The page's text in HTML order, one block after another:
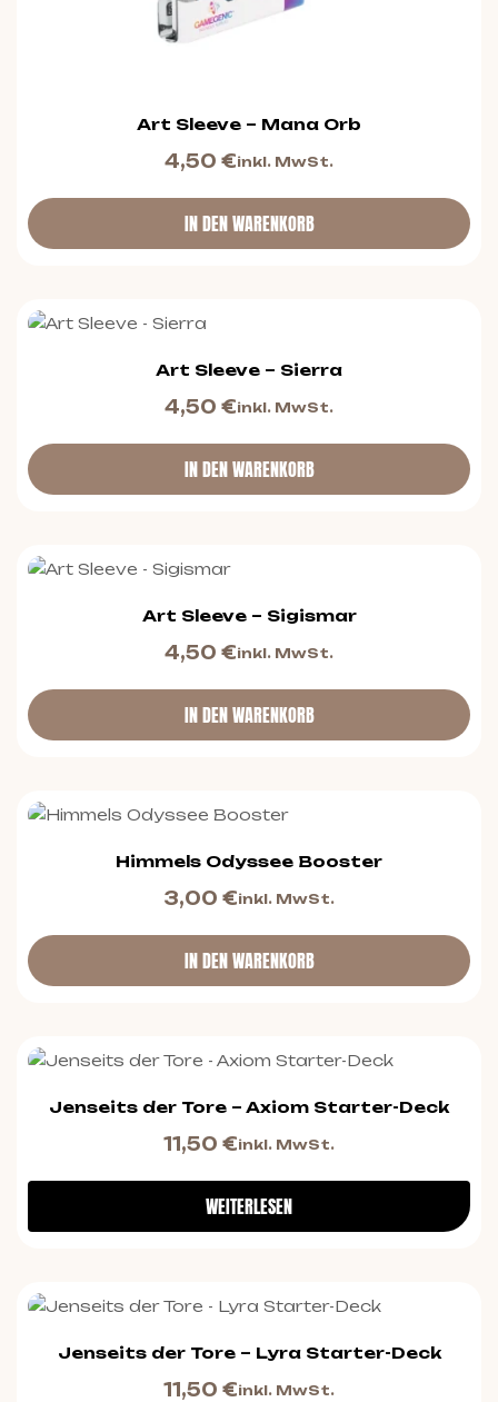
Art Sleeve – Mana Orb
4,50 €inkl. MwSt.
IN DEN WARENKORB
Art Sleeve – Sierra
4,50 €inkl. MwSt.
IN DEN WARENKORB
Art Sleeve – Sigismar
4,50 €inkl. MwSt.
IN DEN WARENKORB
Himmels Odyssee Booster
3,00 €inkl. MwSt.
IN DEN WARENKORB
Jenseits der Tore – Axiom Starter-Deck
11,50 €inkl. MwSt.
WEITERLESEN
Jenseits der Tore – Lyra Starter-Deck
11,50 €inkl. MwSt.